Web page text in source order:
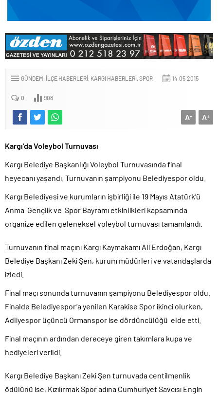
GÜNDEM İLÇE HABERLERI KARGI HABERLERI SPOR 14.05.2015
0 908
A+
A-
Kargı’da Voleybol Turnuvası
Kargı Belediye Başkanlığı Voleybol Turnuvasında final
heyecanı yaşandı. Turnuvanın şampiyonu Belediyespor oldu.
Kargı Belediyesi ve kurumların işbirliği ile 19 Mayıs Atatürk’ü
Anma Gençlik ve Spor Bayramı etkinlikleri kapsamında
organize edilen geleneksel voleybol turnuvası tamamlandı.
Turnuvanın final maçını Kargı Kaymakamı Ali Erdoğan, Kargı
Belediye Başkanı Zeki Şen, kurum müdürleri ve vatandaşlarda
izledi.
Final maçı sonunda turnuvanın şampiyonu Belediyespor oldu.
Finalde Belediyespor’a yenilen Karakise Spor ikinci olurken,
Adliyespor üçüncü Ormanspor ise dördüncülüğü elde etti.
Final maçının ardından dereceye giren takımlara kupa ve
hediyeleri verildi.
Kargı Belediye Başkanı Zeki Şen turnuvada centilmenlik
ödülünü ise, Kızılırmak Spor adına Cumhuriyet Savcısı Engin